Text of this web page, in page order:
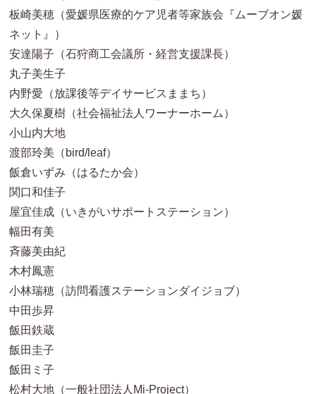
板崎美穂（愛媛県医療的ケア児者等家族会『ムーブオン媛
ネット』）
安達陽子（石狩商工会議所・経営支援課長）
丸子美生子
内野愛（放課後等デイサービスままち）
大久保夏樹（社会福祉法人ワーナーホーム）
小山内大地
渡部玲美（bird/leaf）
飯倉いずみ（はるたか会）
関口和佳子
屋宜佳成（いきがいサポートステーション）
幅田有美
斉藤美由紀
木村鳳憲
小林瑞穂（訪問看護ステーションダイジョブ）
中田歩昇
飯田鉄蔵
飯田圭子
飯田ミ子
松村大地（一般社団法人Mi-Project）